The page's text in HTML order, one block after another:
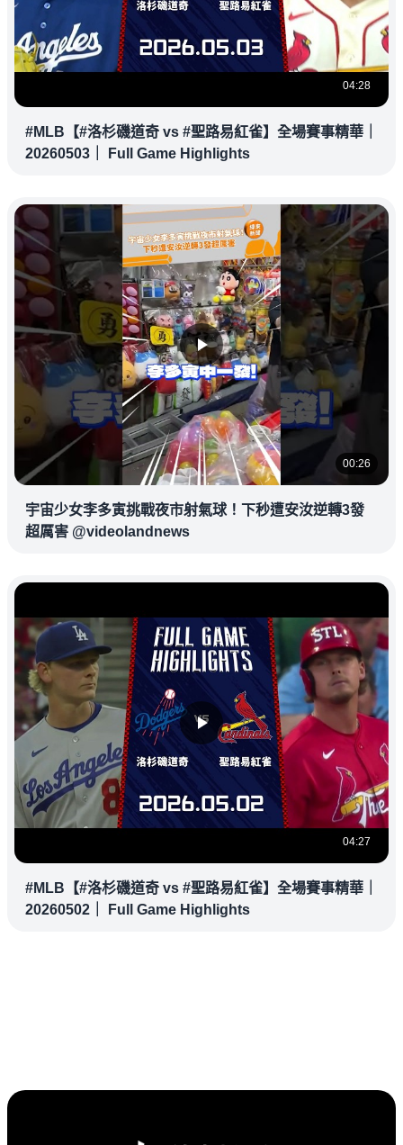
04:28
#MLB【#洛杉磯道奇 vs #聖路易紅雀】全場賽事精華｜
20260503｜ Full Game Highlights
00:26
宇宙少女李多寅挑戰夜市射氣球！下秒遭安汝逆轉3發
超厲害 @videolandnews
04:27
#MLB【#洛杉磯道奇 vs #聖路易紅雀】全場賽事精華｜
20260502｜ Full Game Highlights